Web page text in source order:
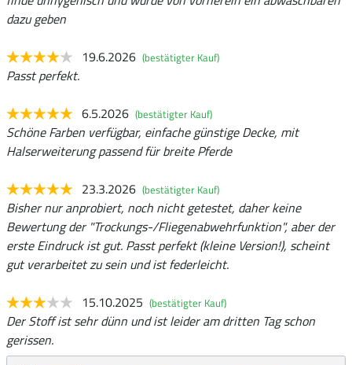
dazu geben
19.6.2026 (bestätigter Kauf)
Passt perfekt.
6.5.2026 (bestätigter Kauf)
Schöne Farben verfügbar, einfache günstige Decke, mit
Halserweiterung passend für breite Pferde
23.3.2026 (bestätigter Kauf)
Bisher nur anprobiert, noch nicht getestet, daher keine
Bewertung der "Trockungs-/Fliegenabwehrfunktion", aber der
erste Eindruck ist gut. Passt perfekt (kleine Version!), scheint
gut verarbeitet zu sein und ist federleicht.
15.10.2025 (bestätigter Kauf)
Der Stoff ist sehr dünn und ist leider am dritten Tag schon
gerissen.